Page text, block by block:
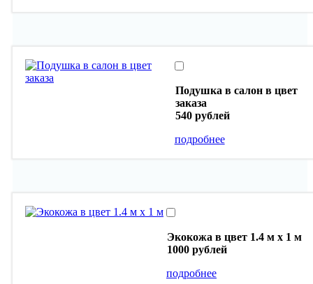
Подушка в салон в цвет
заказа
540 рублей
подробнее
Экокожа в цвет 1.4 м х 1 м
1000 рублей
подробнее